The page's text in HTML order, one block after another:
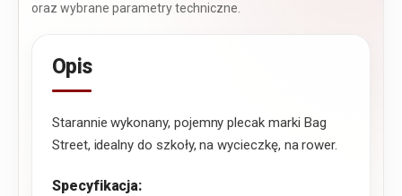
oraz wybrane parametry techniczne.
Opis
Starannie wykonany, pojemny plecak marki Bag
Street, idealny do szkoły, na wycieczkę, na rower.
Specyfikacja: